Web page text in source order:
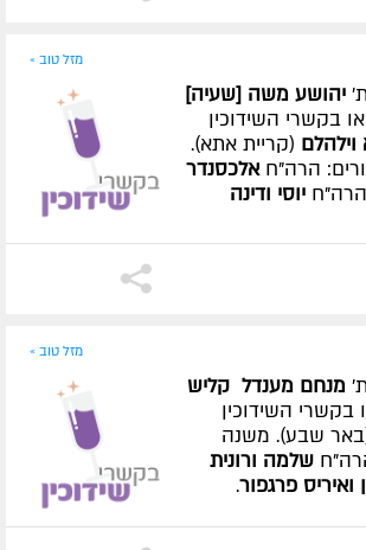
מזל טוב »
יהושע משה [שעיה]
בקשרי השידוכין
(קריית אתא).
הרה"חאלכסנדר
יוסי ודינה
מזל טוב »
מנחם מענדל קליש
בקשרי השידוכין
שבע). משנה
שלמה ורונית
ואיריס פרגפור.